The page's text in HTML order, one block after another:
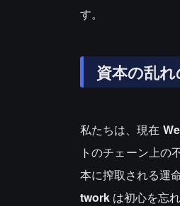
す。
資本の乱
私たちは、現在
トのチェーン上の
本に搾取される運
twork は初心を忘れ